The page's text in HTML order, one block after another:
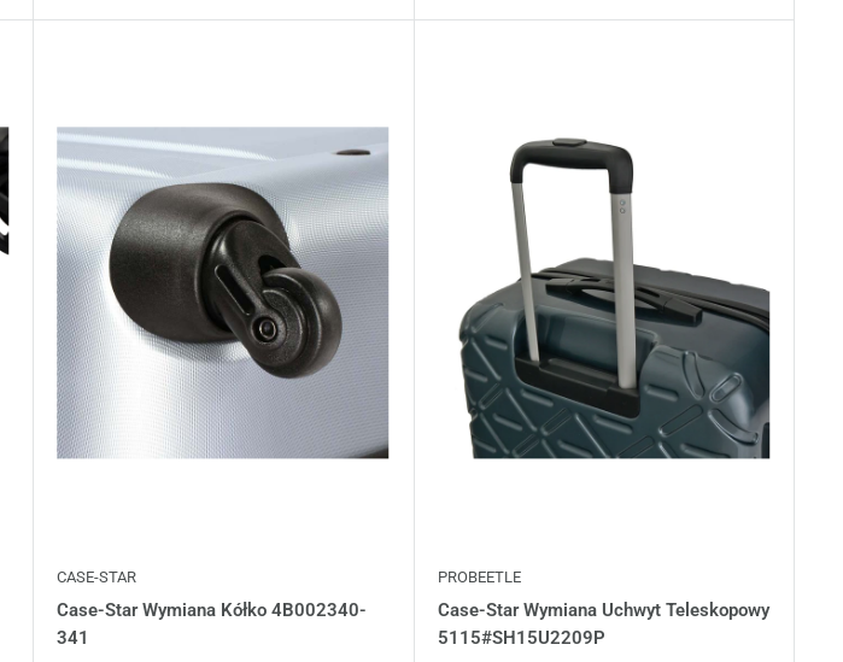
CASE-STAR
Case-Star Wymiana Kółko 4B002340-
341
PROBEETLE
Case-Star Wymiana Uchwyt Teleskopowy
5115#SH15U2209P